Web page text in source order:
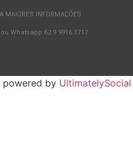
MAIORES INFORMAÇÕES
Whatsapp 62 9 9916 1717
.
powered by UltimatelySocial